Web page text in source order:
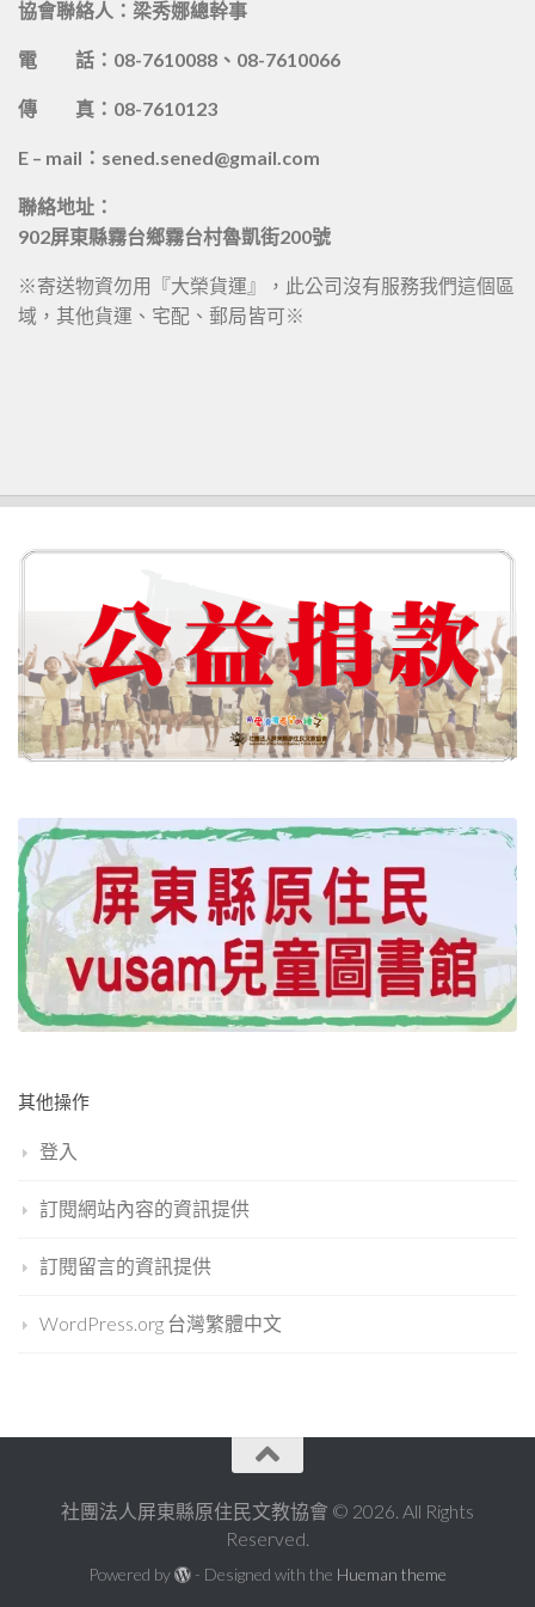
協會聯絡人：梁秀娜總幹事
電 話：08-7610088、08-7610066
傳 真：08-7610123
E – mail：sened.sened@gmail.com
聯絡地址：
902屏東縣霧台鄉霧台村魯凱街200號
※寄送物資勿用『大榮貨運』，此公司沒有服務我們這個區
域，其他貨運、宅配、郵局皆可※
其他操作
登入
訂閱網站內容的資訊提供
訂閱留言的資訊提供
WordPress.org 台灣繁體中文
社團法人屏東縣原住民文教協會 © 2026. All Rights
Reserved.
Powered by - Designed with the Hueman theme